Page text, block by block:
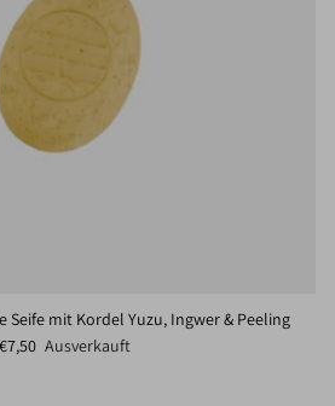
Seife mit Kordel Yuzu, Ingwer & Peeling
Normaler Preis
€7,50 Ausverkauft